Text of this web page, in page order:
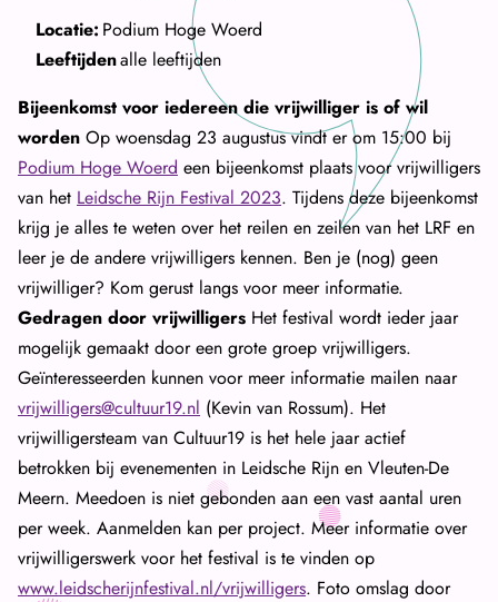
Bijeenkomst voor iedereen die vrijwilliger is of wil
worden Op woensdag 23 augustus vindt er om 15:00 bij
Podium Hoge Woerd een bijeenkomst plaats voor vrijwilligers
van het Leidsche Rijn Festival 2023. Tijdens deze bijeenkomst
krijg je alles te weten over het reilen en zeilen van het LRF en
leer je de andere vrijwilligers kennen. Ben je (nog) geen
vrijwilliger? Kom gerust langs voor meer informatie.
Gedragen door vrijwilligers Het festival wordt ieder jaar
mogelijk gemaakt door een grote groep vrijwilligers.
Geïnteresseerden kunnen voor meer informatie mailen naar
vrijwilligers@cultuur19.nl (Kevin van Rossum). Het
vrijwilligersteam van Cultuur19 is het hele jaar actief
betrokken bij evenementen in Leidsche Rijn en Vleuten-De
Meern. Meedoen is niet gebonden aan een vast aantal uren
per week. Aanmelden kan per project. Meer informatie over
vrijwilligerswerk voor het festival is te vinden op
www.leidscherijnfestival.nl/vrijwilligers. Foto omslag door
Locatie: Podium Hoge Woerd
Leeftijdenalle leeftijden